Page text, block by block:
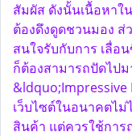
สัมผัส ดังนั้นเนื้อหา
ต้องดึงดูดชวนมอง ส่
สนใจรับกับการ เลื่อ
ก็ต้องสามารถปัดไป
เว็บไซต์ในอนาคตไ
สินค้า แต่ควรใช้การ